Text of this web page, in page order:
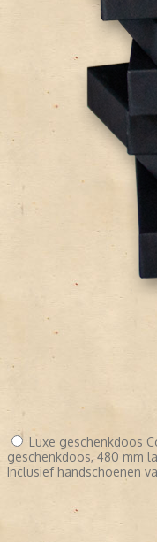
Luxe geschenkdoos
geschenkdoos, 480 mm
Inclusief handschoenen